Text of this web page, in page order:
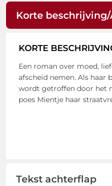
Korte
KORTE
Een roman over moed,
afscheid nemen. Als haar
wordt getroffen door het
poes Mientje haar
Tekst achterflap